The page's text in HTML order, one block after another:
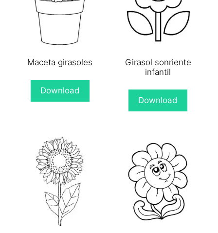
Maceta girasoles
Download
Girasol sonriente
infantil
Download